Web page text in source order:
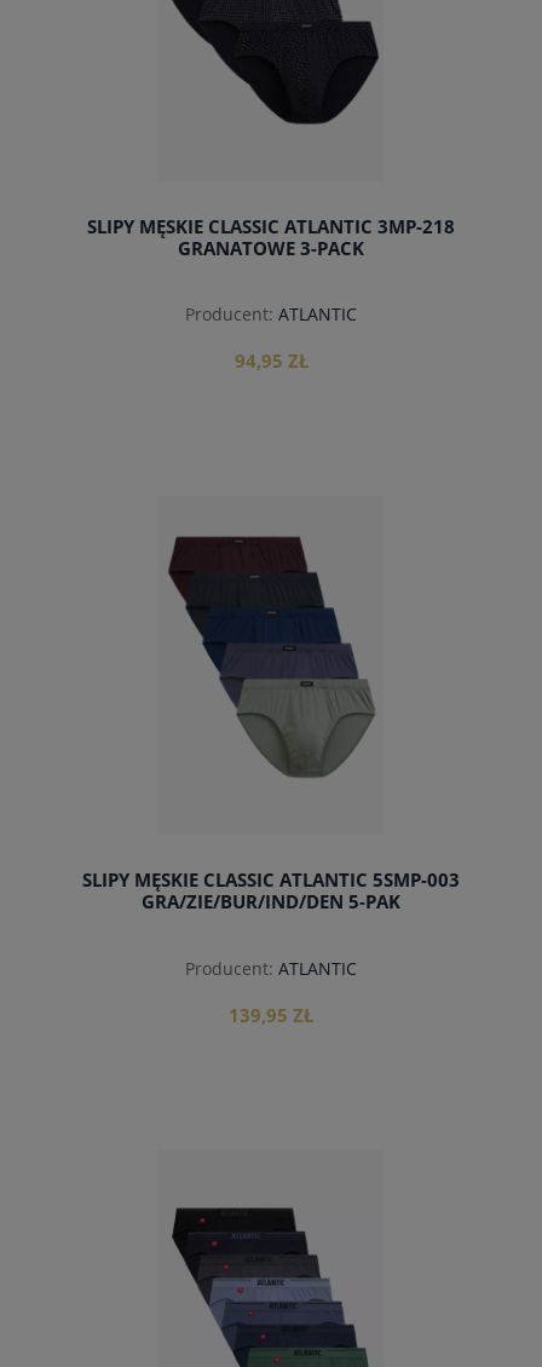
SLIPY MĘSKIE CLASSIC ATLANTIC 3MP-218
GRANATOWE 3-PACK
Producent: ATLANTIC
94,95 ZŁ
SLIPY MĘSKIE CLASSIC ATLANTIC 5SMP-003
GRA/ZIE/BUR/IND/DEN 5-PAK
Producent: ATLANTIC
139,95 ZŁ